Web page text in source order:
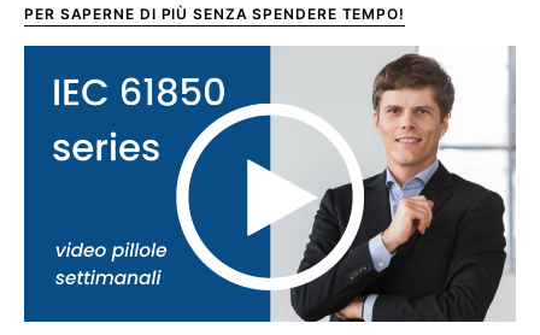
PER SAPERNE DI PIÙ SENZA SPENDERE TEMPO!